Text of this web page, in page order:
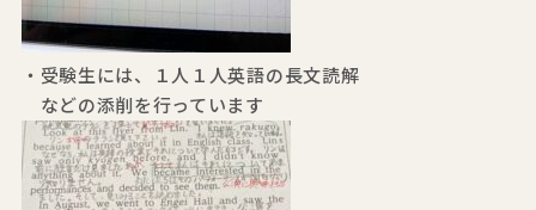
・受験生には、１人１人英語の長文読解
などの添削を行っています